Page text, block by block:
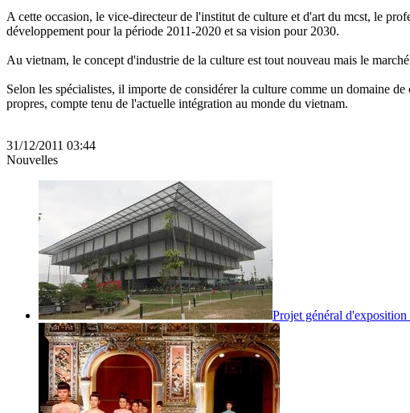
A cette occasion, le vice-directeur de l'institut de culture et d'art du mcst, le
développement pour la période 2011-2020 et sa vision pour 2030.
Au vietnam, le concept d'industrie de la culture est tout nouveau mais le
Selon les spécialistes, il importe de considérer la culture comme un domaine
propres, compte tenu de l'actuelle intégration au monde du vietnam.
31/12/2011 03:44
Nouvelles
Projet général d'exposition